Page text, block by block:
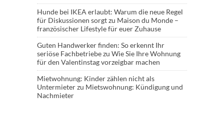
Hunde bei IKEA erlaubt: Warum die neue Regel
für Diskussionen sorgtzu Maison du Monde –
französischer Lifestyle für euer Zuhause
Guten Handwerker finden: So erkennt Ihr
seriöse Fachbetriebezu Wie Sie Ihre Wohnung
für den Valentinstag vorzeigbar machen
Mietwohnung: Kinder zählen nicht als
Untermieterzu Mietswohnung: Kündigung und
Nachmieter